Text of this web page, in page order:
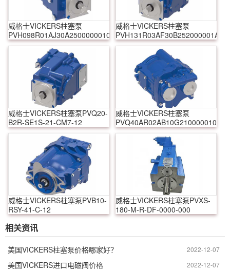
威格士VICKERS柱塞泵
PVH098R01AJ30A250000001001AB010A
威格士VICKERS柱塞泵
威格士VICKERS柱塞泵PVQ20-
B2R-SE1S-21-CM7-12
威格士VICKERS柱塞泵
威格士VICKERS柱塞泵PVB10-
RSY-41-C-12
威格士VICKERS柱塞泵PVXS-
180-M-R-DF-0000-000
相关资讯
2022-12-07
美国VICKERS柱塞泵价格哪家好？
2022-12-07
美国VICKERS进口电磁阀价格